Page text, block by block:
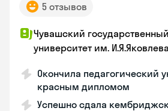
5 отзывов
Чувашский
университет им. И.Я.Яковлева
Окончила педагогический
красным дипломом
Успешно сдала